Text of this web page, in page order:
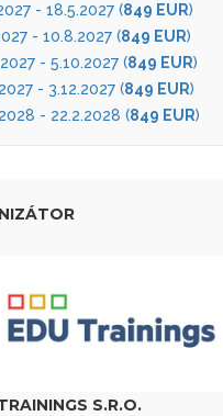
- 18.5.2027 (849 EUR)
- 10.8.2027 (849 EUR)
- 5.10.2027 (849 EUR)
- 3.12.2027 (849 EUR)
- 22.2.2028 (849 EUR)
S.R.O.